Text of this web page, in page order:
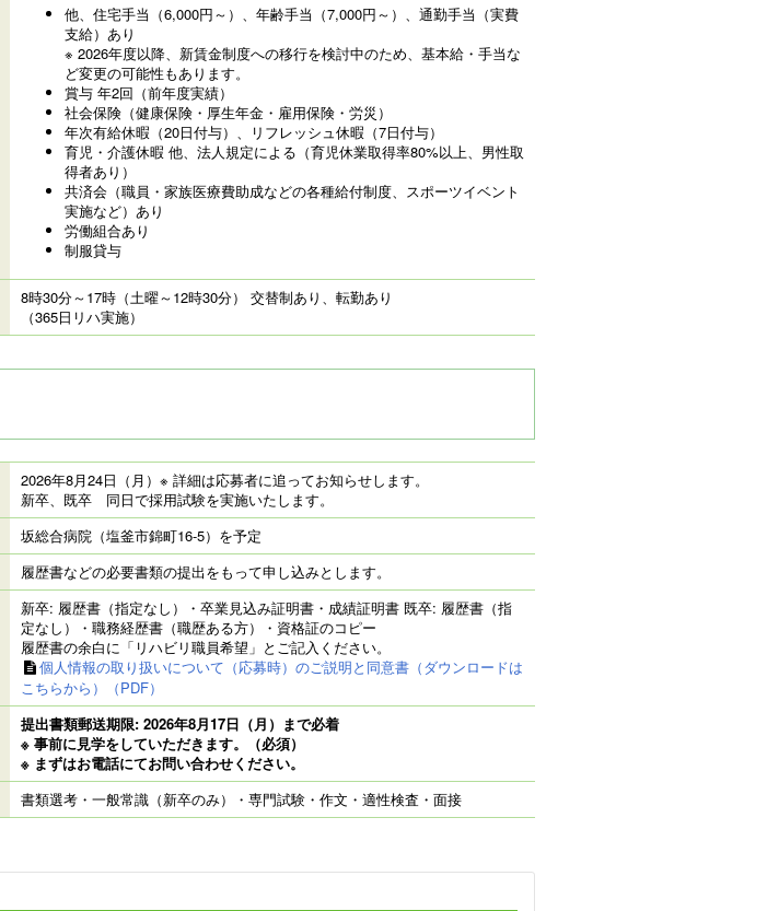
他、住宅手当（6,000円～）、年齢手当（7,000円～）、通勤手当（実費
支給）あり
※ 2026年度以降、新賃金制度への移行を検討中のため、基本給・手当な
ど変更の可能性もあります。
賞与 年2回（前年度実績）
社会保険（健康保険・厚生年金・雇用保険・労災）
年次有給休暇（20日付与）、リフレッシュ休暇（7日付与）
育児・介護休暇 他、法人規定による（育児休業取得率80%以上、男性取
得者あり）
共済会（職員・家族医療費助成などの各種給付制度、スポーツイベント
実施など）あり
労働組合あり
制服貸与
8時30分～17時（土曜～12時30分） 交替制あり、転勤あり
（365日リハ実施）
2026年8月24日（月）※ 詳細は応募者に追ってお知らせします。
新卒、既卒 同日で採用試験を実施いたします。
坂総合病院（塩釜市錦町16-5）を予定
履歴書などの必要書類の提出をもって申し込みとします。
新卒: 履歴書（指定なし）・卒業見込み証明書・成績証明書 既卒: 履歴書（指
定なし）・職務経歴書（職歴ある方）・資格証のコピー
履歴書の余白に「リハビリ職員希望」とご記入ください。
個人情報の取り扱いについて（応募時）のご説明と同意書（ダウンロードは
こちらから）
提出書類郵送期限: 2026年8月17日（月）まで必着
※ 事前に見学をしていただきます。（必須）
※ まずはお電話にてお問い合わせください。
書類選考・一般常識（新卒のみ）・専門試験・作文・適性検査・面接